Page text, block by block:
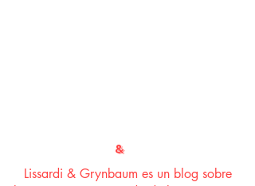
&GRYNBAUM
Lissardi & Grynbaum es un blog sobre